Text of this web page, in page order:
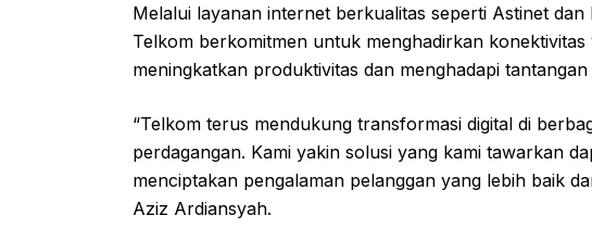
Melalui layanan internet berkualitas seperti Astinet
Telkom berkomitmen untuk menghadirkan
meningkatkan produktivitas dan menghadapi tantangan
“Telkom terus mendukung transformasi digital di
perdagangan. Kami yakin solusi yang kami tawarkan
menciptakan pengalaman pelanggan yang lebih baik
Aziz Ardiansyah.